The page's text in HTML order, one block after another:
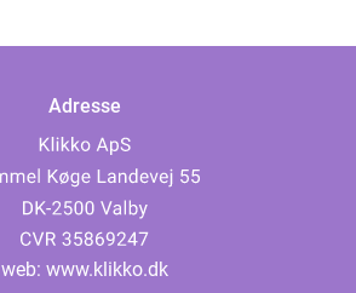
Adresse
web: www.klikko.dk